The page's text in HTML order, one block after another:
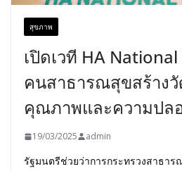
สุขภาพ
เปิดเวที HA
คนสาธารณสุขสร้าง
คุณภาพและความปล
19/03/2025 admin
รัฐมนตรีช่วยว่าการกระทรวงสาธา